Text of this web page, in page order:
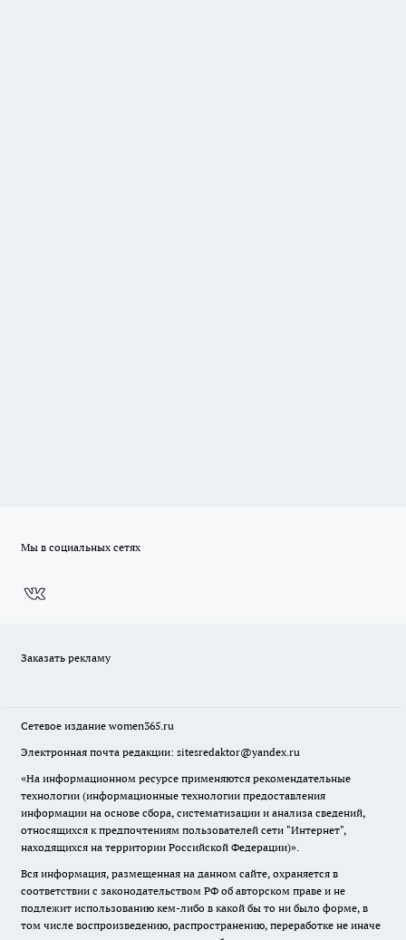
Мы в социальных сетях
Заказать рекламу
Сетевое издание women365.ru
Электронная почта редакции: sitesredaktor@yandex.ru
«На информационном ресурсе применяются рекомендательные
технологии (информационные технологии предоставления
информации на основе сбора, систематизации и анализа сведений,
относящихся к предпочтениям пользователей сети "Интернет",
находящихся на территории Российской Федерации)».
Вся информация, размещенная на данном сайте, охраняется в
соответствии с законодательством РФ об авторском праве и не
подлежит использованию кем-либо в какой бы то ни было форме, в
том числе воспроизведению, распространению, переработке не иначе